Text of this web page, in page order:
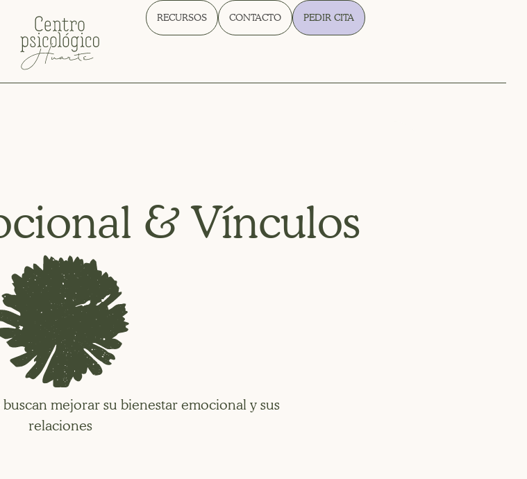
RECURSOS CONTACTO PEDIR CITA
& Vínculos
mejorar su bienestar emocional y sus
relaciones